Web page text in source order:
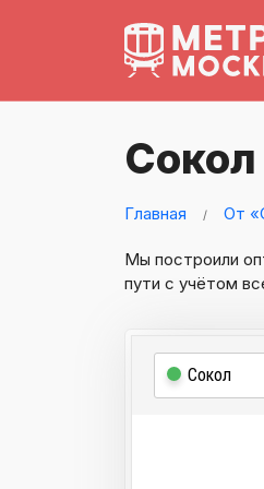
Главная От
Мы построили
пути с учётом